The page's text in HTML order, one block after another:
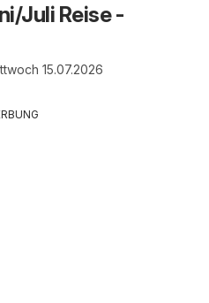
Juli Reise -
15.07.2026